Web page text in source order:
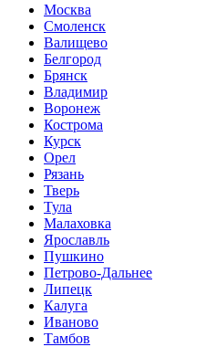
Москва
Смоленск
Валищево
Белгород
Брянск
Владимир
Воронеж
Кострома
Курск
Орел
Рязань
Тверь
Тула
Малаховка
Ярославль
Пушкино
Петрово-Дальнее
Липецк
Калуга
Иваново
Тамбов